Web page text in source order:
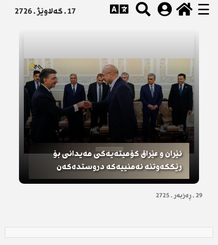
☰ 17 . گەلاوێژ . 2726
ئێران و عێراق کۆمیتەیەکی مەیدانی بۆ
رێککەوتنە ئەمنییەکە دروستدەکەن
29 . ڕەزبەر . 2725